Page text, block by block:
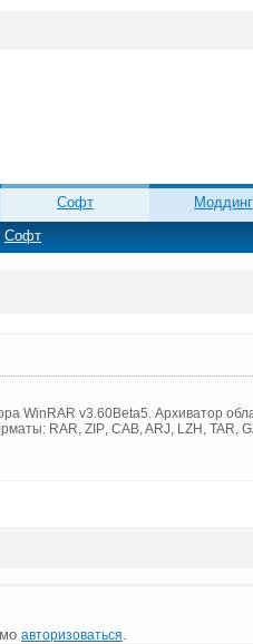
Софт
Софт Моддинг
WinRAR v3.60Beta5. Архиватор
RAR, ZIP, CAB, ARJ, LZH, TAR,
авторизоваться